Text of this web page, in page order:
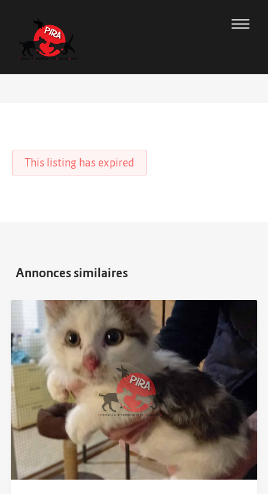
This listing has expired